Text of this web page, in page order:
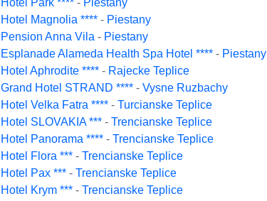
Hotel Park **** - Piestany
Hotel Magnolia **** - Piestany
Pension Anna Vila - Piestany
Esplanade Alameda Health Spa Hotel **** - Piestany
Hotel Aphrodite **** - Rajecke Teplice
Grand Hotel STRAND **** - Vysne Ruzbachy
Hotel Velka Fatra **** - Turcianske Teplice
Hotel SLOVAKIA *** - Trencianske Teplice
Hotel Panorama **** - Trencianske Teplice
Hotel Flora *** - Trencianske Teplice
Hotel Pax *** - Trencianske Teplice
Hotel Krym *** - Trencianske Teplice